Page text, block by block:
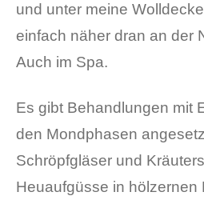
und unter meine
einfach näher dran an der
Auch im Spa.
Es gibt Behandlungen mit
den Mondphasen
Schröpfgläser und
Heuaufgüsse in hölzernen